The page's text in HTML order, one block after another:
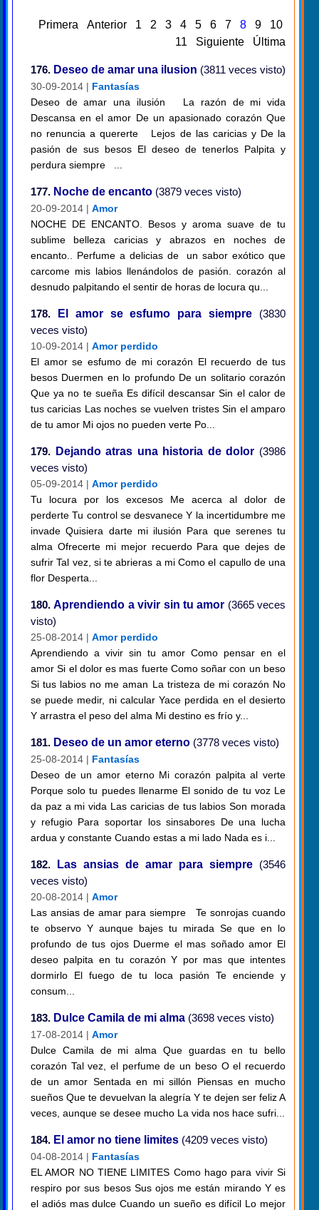
Primera Anterior 1 2 3 4 5 6 7 8 9
10
11
Siguiente Última
176. Deseo de amar una ilusion (3811 veces visto)
30-09-2014 | Fantasías
Deseo de amar una ilusión La razón de mi vida
Descansa en el amor De un apasionado corazón Que
no renuncia a quererte Lejos de las caricias y De la
pasión de sus besos El deseo de tenerlos Palpita y
perdura siempre ...
177. Noche de encanto (3879 veces visto)
20-09-2014 | Amor
NOCHE DE ENCANTO. Besos y aroma suave de tu
sublime belleza caricias y abrazos en noches de
encanto.. Perfume a delicias de un sabor exótico que
carcome mis labios llenándolos de pasión. corazón al
desnudo palpitando el sentir de horas de locura qu...
178. El amor se esfumo para siempre (3830
veces visto)
10-09-2014 | Amor perdido
El amor se esfumo de mi corazón El recuerdo de tus
besos Duermen en lo profundo De un solitario corazón
Que ya no te sueña Es difícil descansar Sin el calor de
tus caricias Las noches se vuelven tristes Sin el amparo
de tu amor Mi ojos no pueden verte Po...
179. Dejando atras una historia de dolor (3986
veces visto)
05-09-2014 | Amor perdido
Tu locura por los excesos Me acerca al dolor de
perderte Tu control se desvanece Y la incertidumbre me
invade Quisiera darte mi ilusión Para que serenes tu
alma Ofrecerte mi mejor recuerdo Para que dejes de
sufrir Tal vez, si te abrieras a mi Como el capullo de una
flor Desperta...
180. Aprendiendo a vivir sin tu amor (3665 veces
visto)
25-08-2014 | Amor perdido
Aprendiendo a vivir sin tu amor Como pensar en el
amor Si el dolor es mas fuerte Como soñar con un beso
Si tus labios no me aman La tristeza de mi corazón No
se puede medir, ni calcular Yace perdida en el desierto
Y arrastra el peso del alma Mi destino es frío y...
181. Deseo de un amor eterno (3778 veces visto)
25-08-2014 | Fantasías
Deseo de un amor eterno Mi corazón palpita al verte
Porque solo tu puedes llenarme El sonido de tu voz Le
da paz a mi vida Las caricias de tus labios Son morada
y refugio Para soportar los sinsabores De una lucha
ardua y constante Cuando estas a mi lado Nada es i...
182. Las ansias de amar para siempre (3546
veces visto)
20-08-2014 | Amor
Las ansias de amar para siempre Te sonrojas cuando
te observo Y aunque bajes tu mirada Se que en lo
profundo de tus ojos Duerme el mas soñado amor El
deseo palpita en tu corazón Y por mas que intentes
dormirlo El fuego de tu loca pasión Te enciende y
consum...
183. Dulce Camila de mi alma (3698 veces visto)
17-08-2014 | Amor
Dulce Camila de mi alma Que guardas en tu bello
corazón Tal vez, el perfume de un beso O el recuerdo
de un amor Sentada en mi sillón Piensas en mucho
sueños Que te devuelvan la alegría Y te dejen ser feliz A
veces, aunque se desee mucho La vida nos hace sufri...
184. El amor no tiene limites (4209 veces visto)
04-08-2014 | Fantasías
EL AMOR NO TIENE LIMITES Como hago para vivir Si
respiro por sus besos Sus ojos me están mirando Y es
el adiós mas dulce Cuando un sueño es difícil Lo mejor